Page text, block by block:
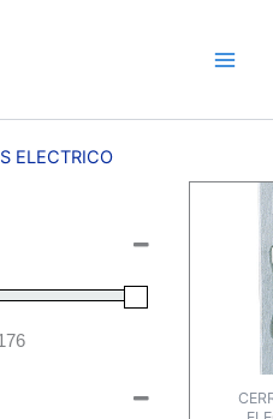
ELECTRICO
Price
Price